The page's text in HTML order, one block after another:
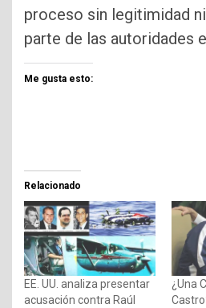
proceso sin legitimidad
parte de las autoridades
Me gusta esto:
Relacionado
EE. UU. analiza presentar
acusación contra Raúl
¿Una